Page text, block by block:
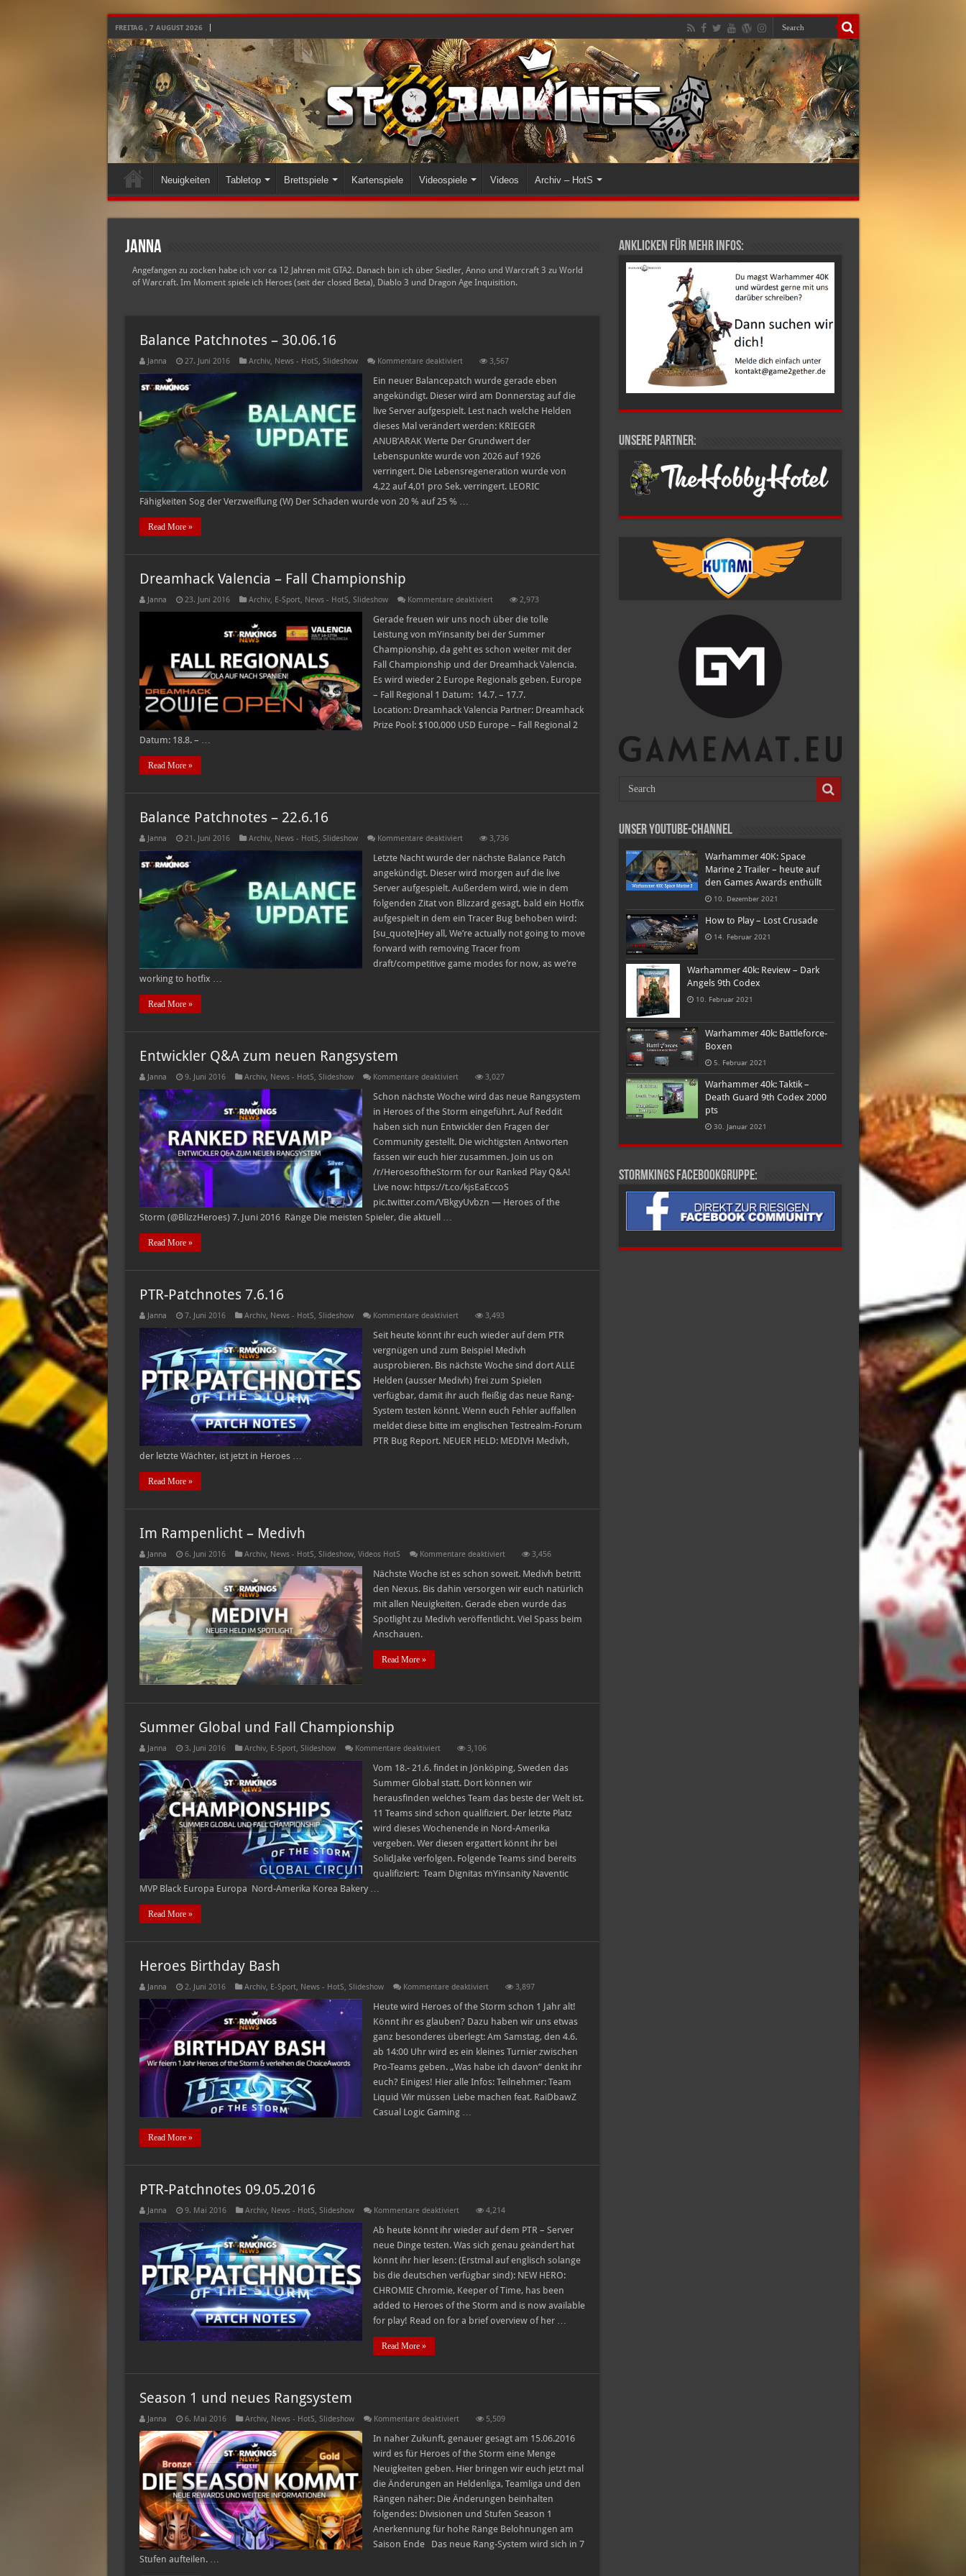
FREITAG , 7 AUGUST 2026
Neuigkeiten Tabletop Brettspiele Kartenspiele Videospiele Videos Archiv – HotS
Janna
Angefangen zu zocken habe ich vor ca 12 Jahren mit GTA2. Danach bin ich über Siedler, Anno und Warcraft 3 zu World
of Warcraft. Im Moment spiele ich Heroes (seit der closed Beta), Diablo 3 und Dragon Age Inquisition.
Balance Patchnotes – 30.06.16
Janna 27. Juni 2016 Archiv, News - HotS, Slideshow Kommentare deaktiviertfür
Patchnotes
30.06.16
3,567
Ein neuer Balancepatch wurde gerade eben
angekündigt. Dieser wird am Donnerstag auf die
live Server aufgespielt. Lest nach welche Helden
dieses Mal verändert werden: KRIEGER
ANUB’ARAK Werte Der Grundwert der
Lebenspunkte wurde von 2026 auf 1926
verringert. Die Lebensregeneration wurde von
4,22 auf 4,01 pro Sek. verringert. LEORIC
Fähigkeiten Sog der Verzweiflung (W) Der Schaden wurde von 20 % auf 25 % …
Read More »
Dreamhack Valencia – Fall Championship
Janna 23. Juni 2016 Archiv, E-Sport, News - HotS, Slideshow Kommentare deaktiviertfür
Valencia
Fall
Championship
2,973
Gerade freuen wir uns noch über die tolle
Leistung von mYinsanity bei der Summer
Championship, da geht es schon weiter mit der
Fall Championship und der Dreamhack Valencia.
Es wird wieder 2 Europe Regionals geben. Europe
– Fall Regional 1 Datum: 14.7. – 17.7.
Location: Dreamhack Valencia Partner: Dreamhack
Prize Pool: $100,000 USD Europe – Fall Regional 2
Datum: 18.8. – …
Read More »
Balance Patchnotes – 22.6.16
Janna 21. Juni 2016 Archiv, News - HotS, Slideshow Kommentare deaktiviertfür
Patchnotes
22.6.16
3,736
Letzte Nacht wurde der nächste Balance Patch
angekündigt. Dieser wird morgen auf die live
Server aufgespielt. Außerdem wird, wie in dem
folgenden Zitat von Blizzard gesagt, bald ein Hotfix
aufgespielt in dem ein Tracer Bug behoben wird:
[su_quote]Hey all, We’re actually not going to move
forward with removing Tracer from
draft/competitive game modes for now, as we’re
working to hotfix …
Read More »
Entwickler Q&A zum neuen Rangsystem
Janna 9. Juni 2016 Archiv, News - HotS, Slideshow Kommentare deaktiviertfür
Q&A
neuen
Rangsystem
3,027
Schon nächste Woche wird das neue Rangsystem
in Heroes of the Storm eingeführt. Auf Reddit
haben sich nun Entwickler den Fragen der
Community gestellt. Die wichtigsten Antworten
fassen wir euch hier zusammen. Join us on
/r/HeroesoftheStorm for our Ranked Play Q&A!
Live now: https://t.co/kjsEaEccoS
pic.twitter.com/VBkgyUvbzn — Heroes of the
Storm (@BlizzHeroes) 7. Juni 2016 Ränge Die meisten Spieler, die aktuell …
Read More »
PTR-Patchnotes 7.6.16
Janna 7. Juni 2016 Archiv, News - HotS, Slideshow Kommentare deaktiviertfür
Patchnotes
3,493
Seit heute könnt ihr euch wieder auf dem PTR
vergnügen und zum Beispiel Medivh
ausprobieren. Bis nächste Woche sind dort ALLE
Helden (ausser Medivh) frei zum Spielen
verfügbar, damit ihr auch fleißig das neue Rang-
System testen könnt. Wenn euch Fehler auffallen
meldet diese bitte im englischen Testrealm-Forum
PTR Bug Report. NEUER HELD: MEDIVH Medivh,
der letzte Wächter, ist jetzt in Heroes …
Read More »
Im Rampenlicht – Medivh
Janna 6. Juni 2016 Archiv, News - HotS, Slideshow, Videos HotS Kommentare deaktiviertfür
Rampenlicht
Medivh
3,456
Nächste Woche ist es schon soweit. Medivh betritt
den Nexus. Bis dahin versorgen wir euch natürlich
mit allen Neuigkeiten. Gerade eben wurde das
Spotlight zu Medivh veröffentlicht. Viel Spass beim
Anschauen.
Read More »
Summer Global und Fall Championship
Janna 3. Juni 2016 Archiv, E-Sport, Slideshow Kommentare deaktiviertfür
Global
Fall
Championship
3,106
Vom 18.- 21.6. findet in Jönköping, Sweden das
Summer Global statt. Dort können wir
herausfinden welches Team das beste der Welt ist.
11 Teams sind schon qualifiziert. Der letzte Platz
wird dieses Wochenende in Nord-Amerika
vergeben. Wer diesen ergattert könnt ihr bei
SolidJake verfolgen. Folgende Teams sind bereits
qualifiziert: Team Dignitas mYinsanity Naventic
MVP Black Europa Europa Nord-Amerika Korea Bakery …
Read More »
Heroes Birthday Bash
Janna 2. Juni 2016 Archiv, E-Sport, News - HotS, Slideshow Kommentare deaktiviertfür
Birthday
3,897
Heute wird Heroes of the Storm schon 1 Jahr alt!
Könnt ihr es glauben? Dazu haben wir uns etwas
ganz besonderes überlegt: Am Samstag, den 4.6.
ab 14:00 Uhr wird es ein kleines Turnier zwischen
Pro-Teams geben. „Was habe ich davon“ denkt ihr
euch? Einiges! Hier alle Infos: Teilnehmer: Team
Liquid Wir müssen Liebe machen feat. RaiDbawZ
Casual Logic Gaming …
Read More »
PTR-Patchnotes 09.05.2016
Janna 9. Mai 2016 Archiv, News - HotS, Slideshow Kommentare deaktiviertfür
Patchnotes
4,214
Ab heute könnt ihr wieder auf dem PTR – Server
neue Dinge testen. Was sich genau geändert hat
könnt ihr hier lesen: (Erstmal auf englisch solange
bis die deutschen verfügbar sind): NEW HERO:
CHROMIE Chromie, Keeper of Time, has been
added to Heroes of the Storm and is now available
for play! Read on for a brief overview of her …
Read More »
Season 1 und neues Rangsystem
Janna 6. Mai 2016 Archiv, News - HotS, Slideshow Kommentare deaktiviertfür
1
neues
Rangsystem
5,509
In naher Zukunft, genauer gesagt am 15.06.2016
wird es für Heroes of the Storm eine Menge
Neuigkeiten geben. Hier bringen wir euch jetzt mal
die Änderungen an Heldenliga, Teamliga und den
Rängen näher: Die Änderungen beinhalten
folgendes: Divisionen und Stufen Season 1
Anerkennung für hohe Ränge Belohnungen am
Saison Ende Das neue Rang-System wird sich in 7
Stufen aufteilen. …
Anklicken für mehr Infos:
Unsere Partner:
Unser Youtube-Channel
Warhammer 40K: Space
Marine 2 Trailer – heute auf
den Games Awards enthüllt
10. Dezember 2021
How to Play – Lost Crusade
14. Februar 2021
Warhammer 40k: Review – Dark
Angels 9th Codex
10. Februar 2021
Warhammer 40k: Battleforce-
Boxen
5. Februar 2021
Warhammer 40k: Taktik –
Death Guard 9th Codex 2000
pts
30. Januar 2021
Stormkings Facebookgruppe: